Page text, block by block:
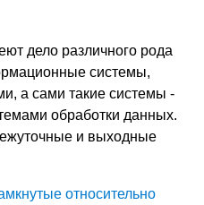
дело различного рода
системы,
а сами такие системы -
обработки данных.
и выходные
относительно